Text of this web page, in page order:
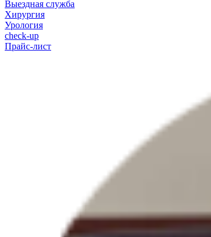
Выездная служба
Хирургия
Урология
check-up
Прайс-лист